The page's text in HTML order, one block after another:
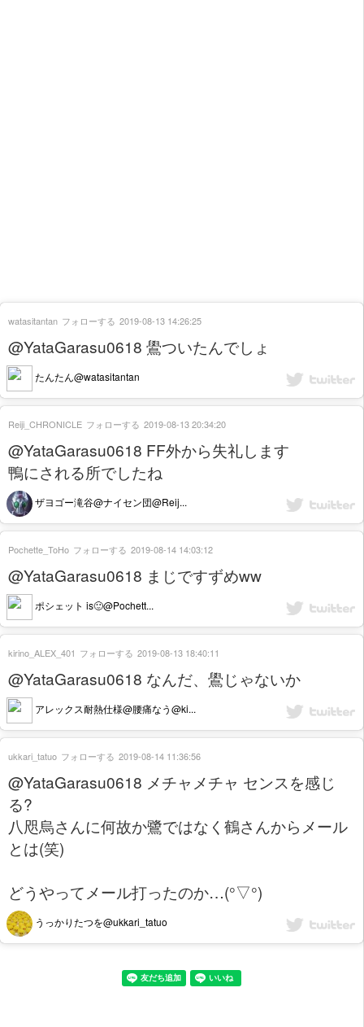
@YataGarasu0618 鷽ついたんでしょ
たんたん@watasitantan
watasitantan フォローする 2019-08-13 14:26:25
@YataGarasu0618 FF外から失礼します
鴨にされる所でしたね
ザヨゴー滝谷@ナイセン団@Reij...
Reiji_CHRONICLE フォローする 2019-08-13 20:34:20
@YataGarasu0618 まじですずめww
ポシェット is🙂@Pochett...
Pochette_ToHo フォローする 2019-08-14 14:03:12
@YataGarasu0618 なんだ、鷽じゃないか
アレックス耐熱仕様@腰痛なう@ki...
kirino_ALEX_401 フォローする 2019-08-13 18:40:11
@YataGarasu0618 メチャメチャ センスを感じ
る?
八咫烏さんに何故か鷺ではなく鶴さんからメール
とは(笑)
どうやってメール打ったのか…(°▽°)
うっかりたつを@ukkari_tatuo
ukkari_tatuo フォローする 2019-08-14 11:36:56